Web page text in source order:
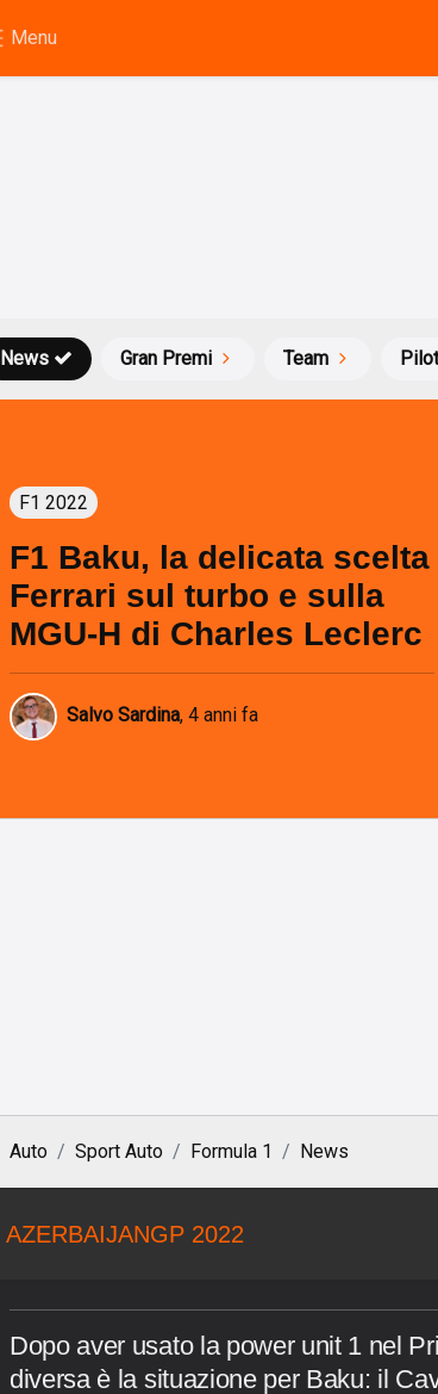
News Gran Premi Team
F1 2022
F1 Baku, la delicata scelta
Ferrari sul turbo e sulla
MGU-H di Charles Leclerc
Salvo Sardina, 4 anni fa
Auto Sport Auto Formula 1 News
AZERBAIJANGP 2022
Dopo aver usato la power unit 1 nel
diversa è la situazione per Baku: il